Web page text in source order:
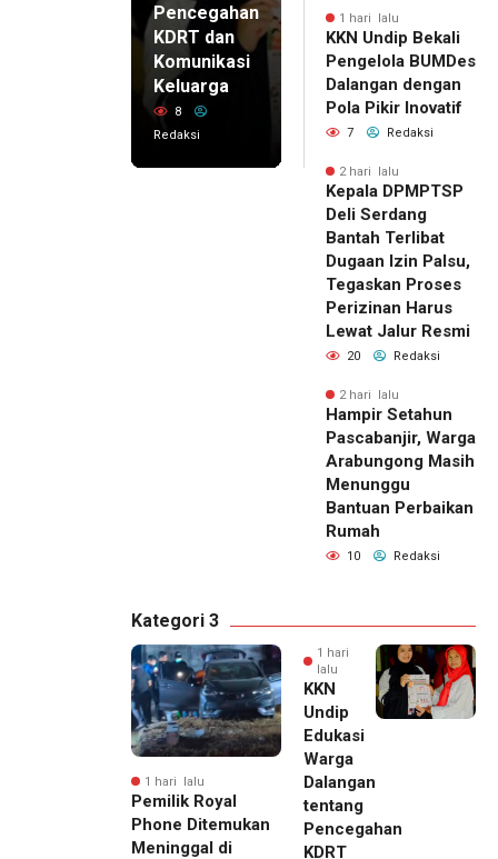
Pencegahan
KDRT dan
Komunikasi
Keluarga
8
Redaksi
1 hari lalu
KKN Undip Bekali
Pengelola BUMDes
Dalangan dengan
Pola Pikir Inovatif
7 Redaksi
2 hari lalu
Kepala DPMPTSP
Deli Serdang
Bantah Terlibat
Dugaan Izin Palsu,
Tegaskan Proses
Perizinan Harus
Lewat Jalur Resmi
20 Redaksi
2 hari lalu
Hampir Setahun
Pascabanjir, Warga
Arabungong Masih
Menunggu
Bantuan Perbaikan
Rumah
10 Redaksi
Kategori 3
1 hari lalu
Pemilik Royal
Phone Ditemukan
Meninggal di
1 hari
lalu
KKN
Undip
Edukasi
Warga
Dalangan
tentang
Pencegahan
KDRT